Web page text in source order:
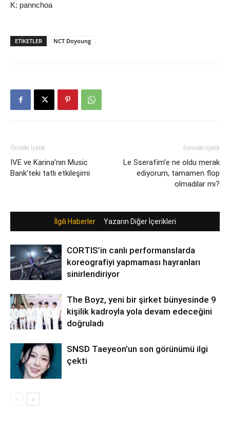
K: pannchoa
ETIKETLER NCT Doyoung
Önceki İçerik
IVE ve Karina’nın Music
Bank’teki tatlı etkileşimi
Sonraki İçerik
Le Sserafim’e ne oldu merak
ediyorum, tamamen flop
olmadılar mı?
İlgili Haberler Yazarın Diğer İçerikleri
CORTIS’in canlı performanslarda
koreografiyi yapmaması hayranları
sinirlendiriyor
The Boyz, yeni bir şirket bünyesinde 9
kişilik kadroyla yola devam edeceğini
doğruladı
SNSD Taeyeon’un son görünümü ilgi
çekti